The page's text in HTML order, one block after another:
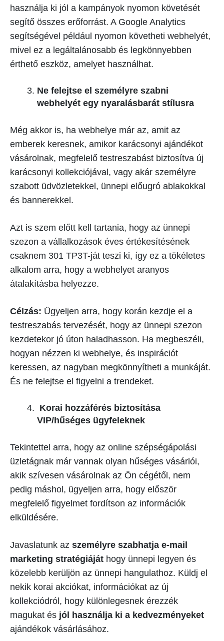
használja ki jól a kampányok nyomon követését
segítő összes erőforrást. A Google Analytics
segítségével például nyomon követheti webhelyét,
mivel ez a legáltalánosabb és legkönnyebben
érthető eszköz, amelyet használhat.
Ne felejtse el személyre szabni
webhelyét egy nyaralásbarát stílusra
Még akkor is, ha webhelye már az, amit az
emberek keresnek, amikor karácsonyi ajándékot
vásárolnak, megfelelő testreszabást biztosítva új
karácsonyi kollekciójával, vagy akár személyre
szabott üdvözletekkel, ünnepi előugró ablakokkal
és bannerekkel.
Azt is szem előtt kell tartania, hogy az ünnepi
szezon a vállalkozások éves értékesítésének
csaknem 301 TP3T-ját teszi ki, így ez a tökéletes
alkalom arra, hogy a webhelyet aranyos
átalakításba helyezze.
Célzás: Ügyeljen arra, hogy korán kezdje el a
testreszabás tervezését, hogy az ünnepi szezon
kezdetekor jó úton haladhasson. Ha megbeszéli,
hogyan nézzen ki webhelye, és inspirációt
keressen, az nagyban megkönnyítheti a munkáját.
És ne felejtse el figyelni a trendeket.
Korai hozzáférés biztosítása
VIP/hűséges ügyfeleknek
Tekintettel arra, hogy az online szépségápolási
üzletágnak már vannak olyan hűséges vásárlói,
akik szívesen vásárolnak az Ön cégétől, nem
pedig máshol, ügyeljen arra, hogy először
megfelelő figyelmet fordítson az információk
elküldésére.
Javaslatunk az személyre szabhatja e-mail
marketing stratégiáját hogy ünnepi legyen és
közelebb kerüljön az ünnepi hangulathoz. Küldj el
nekik korai akciókat, információkat az új
kollekciódról, hogy különlegesnek érezzék
magukat és jól használja ki a kedvezményeket
ajándékok vásárlásához.